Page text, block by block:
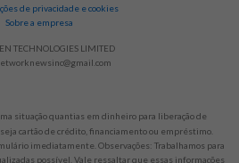
de privacidade e cookies
Sobre a empresa
TECHNOLOGIES LIMITED
situação quantias em dinheiro para liberação de
cartão de crédito, financiamento ou empréstimo.
imediatamente. Observações: Trabalhamos para
possível. Vale ressaltar que essas informações